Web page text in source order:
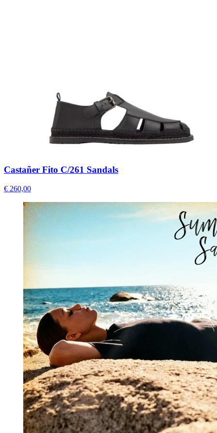
Castañer Fito C/261 Sandals
€ 260,00